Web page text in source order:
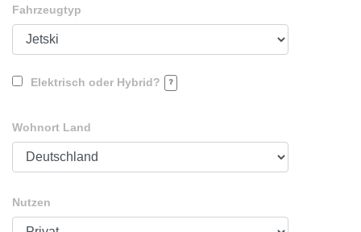
Fahrzeugtyp
Elektrisch oder Hybrid?
Wohnort Land
Nutzen